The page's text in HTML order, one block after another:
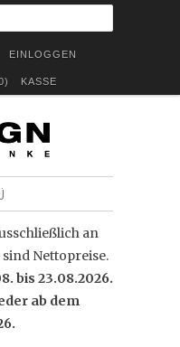
EINLOGGEN
) KASSE
an
Nettopreise.
bis 23.08.2026.
ab dem